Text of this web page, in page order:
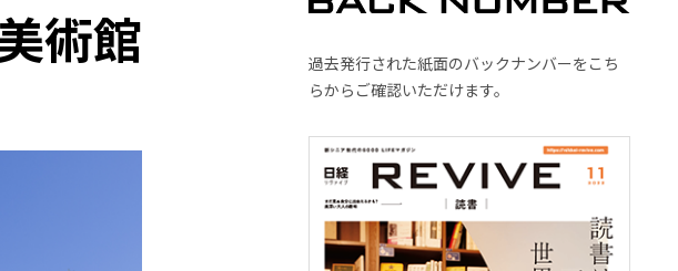
術館
過去発行された紙面のバックナンバーをこち
らからご確認いただけます。